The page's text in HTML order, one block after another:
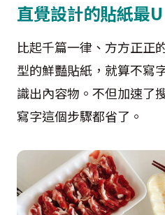
直覺設計的貼紙最U
比起千篇一律、方方正正
型的鮮豔貼紙，就算不寫
識出內容物。不但加速了
寫字這個步驟都省了。